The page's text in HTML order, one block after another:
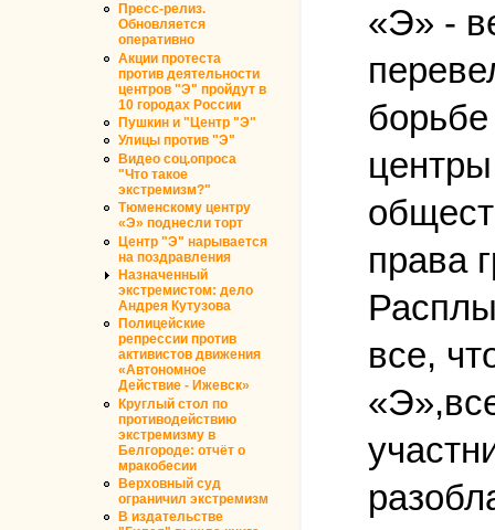
Пресс-релиз.
Обновляется
оперативно
Акции протеста
против деятельности
центров "Э" пройдут в
10 городах России
Пушкин и "Центр "Э"
Улицы против "Э"
Видео соц.опроса
"Что такое
экстремизм?"
Тюменскому центру
«Э» поднесли торт
Центр "Э" нарывается
на поздравления
Назначенный
экстремистом: дело
Андрея Кутузова
Полицейские
репрессии против
активистов движения
«Автономное
Действие - Ижевск»
Круглый стол по
противодействию
экстремизму в
Белгороде: отчёт о
мракобесии
Верховный суд
ограничил экстремизм
В издательстве
«Э» -
права
все,